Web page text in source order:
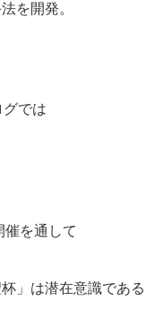
を開発。
では
を通して
」は潜在意識である